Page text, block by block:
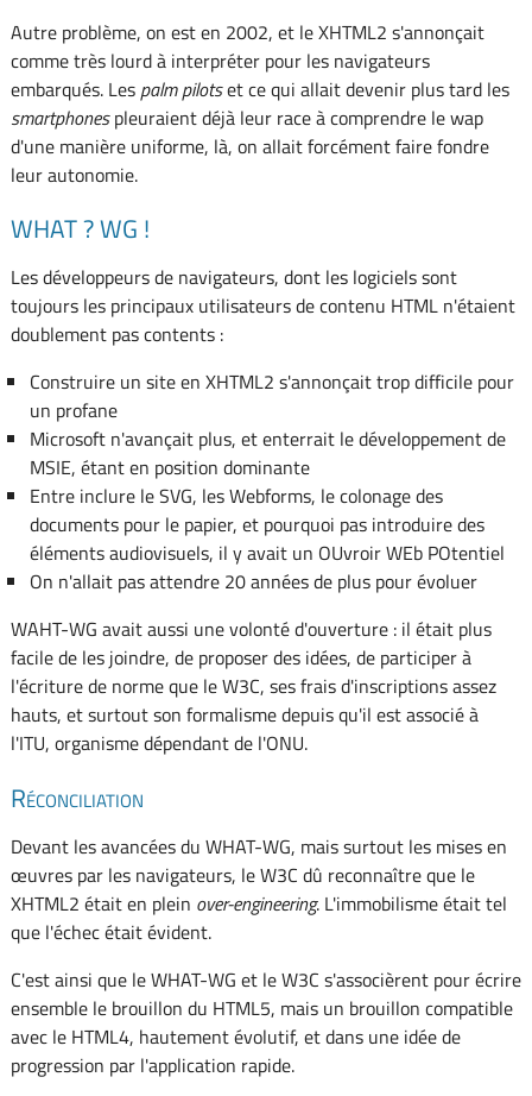
Autre problème, on est en 2002, et le XHTML2 s'annonçait
comme très lourd à interpréter pour les navigateurs
embarqués. Les palm pilotset ce qui allait devenir plus tard les
smartphonespleuraient déjà leur race à comprendre le wap
d'une manière uniforme, là, on allait forcément faire fondre
leur autonomie.
WHAT ? WG !
Les développeurs de navigateurs, dont les logiciels sont
toujours les principaux utilisateurs de contenu HTML n'étaient
doublement pas contents :
Construire un site en XHTML2 s'annonçait trop difficile pour
un profane
Microsoft n'avançait plus, et enterrait le développement de
MSIE, étant en position dominante
Entre inclure le SVG, les Webforms, le colonage des
documents pour le papier, et pourquoi pas introduire des
éléments audiovisuels, il y avait un OUvroir WEb POtentiel
On n'allait pas attendre 20 années de plus pour évoluer
WAHT-WG avait aussi une volonté d'ouverture : il était plus
facile de les joindre, de proposer des idées, de participer à
l'écriture de norme que le W3C, ses frais d'inscriptions assez
hauts, et surtout son formalisme depuis qu'il est associé à
l'ITU, organisme dépendant de l'ONU.
Réconciliation
Devant les avancées du WHAT-WG, mais surtout les mises en
œuvres par les navigateurs, le W3C dû reconnaître que le
XHTML2 était en plein over-engineering. L'immobilisme était tel
que l'échec était évident.
C'est ainsi que le WHAT-WG et le W3C s'associèrent pour écrire
ensemble le brouillon du HTML5, mais un brouillon compatible
avec le HTML4, hautement évolutif, et dans une idée de
progression par l'application rapide.